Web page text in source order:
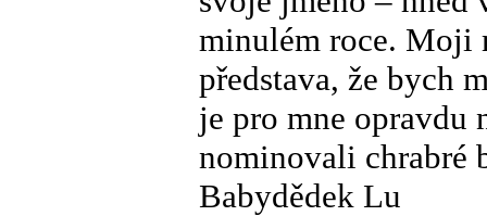
minulém roce. Moji
představa, že bych
je pro mne opravdu
nominovali chrabré
Babydědek Lu